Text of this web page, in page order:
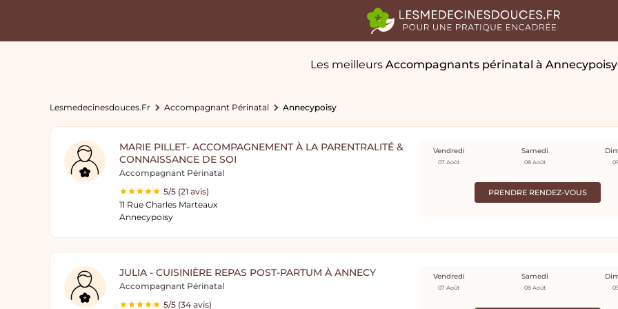
Les meilleurs Accompagnants périnatal à Annecypoisy
Lesmedecinesdouces.fr Accompagnant Périnatal Annecypoisy
MARIE PILLET- ACCOMPAGNEMENT À LA PARENTRALITÉ &
CONNAISSANCE DE SOI
Accompagnant Périnatal
5/5 (21 avis)
11 Rue Charles Marteaux
Annecypoisy
PRENDRE RENDEZ-VOUS
Vendredi
07 Août
Samedi
08 Août
JULIA - CUISINIÈRE REPAS POST-PARTUM À ANNECY
Accompagnant Périnatal
5/5 (34 avis)
Vendredi
07 Août
Samedi
08 Août